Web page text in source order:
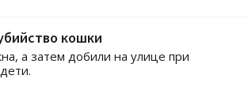
кошки
а затем добили на улице при